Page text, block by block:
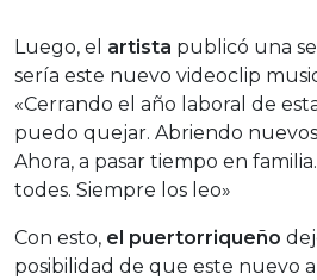
Luego, el artista publicó una
sería este nuevo videoclip
«Cerrando el año laboral de
puedo quejar. Abriendo
Ahora, a pasar tiempo en
todes. Siempre los leo»
Con esto, el puertorriqueño
posibilidad de que este nuevo